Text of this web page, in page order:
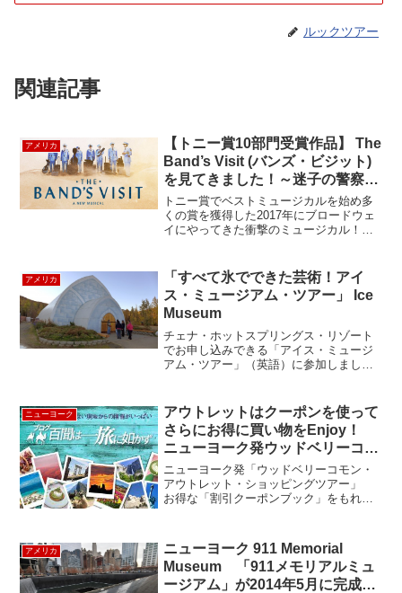
ルックツアー
関連記事
アメリカ
【トニー賞10部門受賞作品】 The
Band’s Visit (バンズ・ビジット)
を見てきました！～迷子の警察音
楽隊～
トニー賞でベストミュージカルを始め多
くの賞を獲得した2017年にブロードウェ
イにやってきた衝撃のミュージカル！オ
月7日スタートしたまだまだ新し...
アメリカ
「すべて氷でできた芸術！アイ
ス・ミュージアム・ツアー」 Ice
Museum
チェナ・ホットスプリングス・リゾート
でお申し込みできる「アイス・ミュージ
アム・ツアー」（英語）に参加しまし
ることはできません。毎日11:00am、
13:00pm、15:...
ニューヨーク
アウトレットはクーポンを使って
さらにお得に買い物をEnjoy！
ニューヨーク発ウッドベリーコモ
ン・アウトレットツアー
ニューヨーク発「ウッドベリーコモン・
アウトレット・ショッピングツアー」
お得な「割引クーポンブック」をもれな
Exchange, Anne Klein, ...
アメリカ
ニューヨーク 911 Memorial
Museum 「911メモリアルミュ
ージアム」が2014年5月に完成し